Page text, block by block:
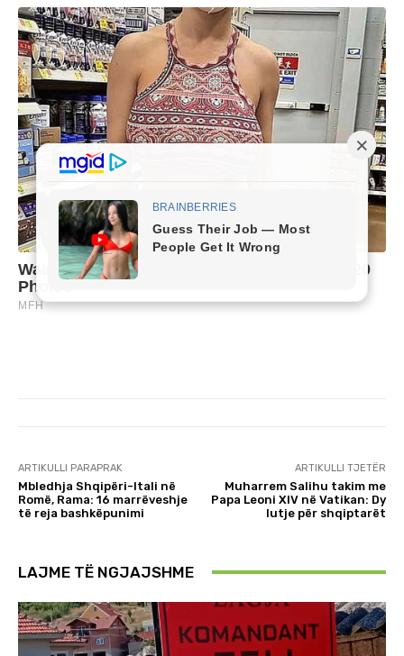
ARTIKULLI PARAPRAK
Mbledhja Shqipëri-Itali në
Romë, Rama: 16 marrëveshje
të reja bashkëpunimi
ARTIKULLI TJETËR
Muharrem Salihu takim me
Papa Leoni XIV në Vatikan: Dy
lutje për shqiptarët
LAJME TË NGJAJSHME